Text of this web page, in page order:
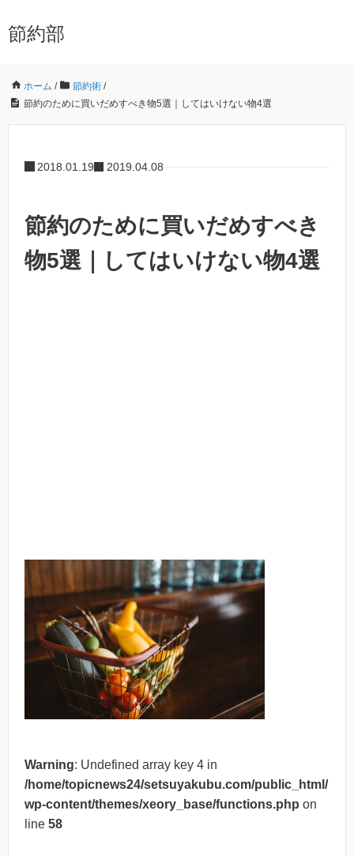
節約部
ホーム / 節約術 /
節約のために買いだめすべき物5選｜してはいけない物4選
2018.01.19 2019.04.08
節約のために買いだめすべき
物5選｜してはいけない物4選
Warning: Undefined array key 4 in
/home/topicnews24/setsuyakubu.com/public_html/
wp-content/themes/xeory_base/functions.php on
line 58